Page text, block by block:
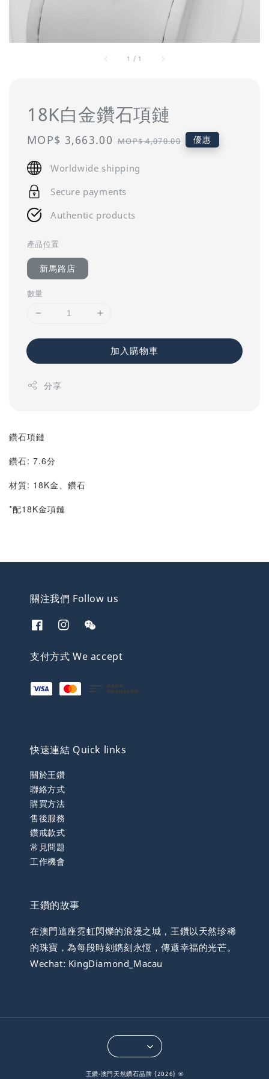
1 / 1
18K白金鑽石項鏈
Sale
MOP$ 3,663.00 Regular
MOP$ 4,070.00 優惠
Worldwide shipping
Secure payments
Authentic products
產品位置
新馬路店
數量
加入購物車
分享
鑽石項鏈
鑽石: 7.6分
材質: 18K金、鑽石
*配18K金項鏈
關注我們 Follow us
支付方式 We accept
快速連結 Quick links
關於王鑽
聯絡方式
購買方法
售後服務
鑽戒款式
常見問題
工作機會
王鑽的故事
在澳門這座霓虹閃爍的浪漫之城，王鑽以天然珍稀
的珠寶，為每段時刻鐫刻永恆，傳遞幸福的光芒。
Wechat: KingDiamond_Macau
王鑽-澳門天然鑽石品牌 {2026} ®